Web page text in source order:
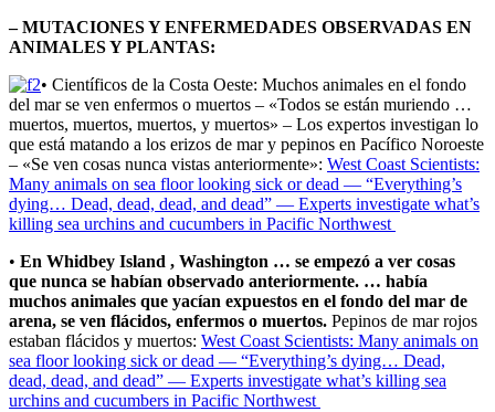
– MUTACIONES Y ENFERMEDADES OBSERVADAS EN
ANIMALES Y PLANTAS:
• Científicos de la Costa Oeste: Muchos animales en el fondo
del mar se ven enfermos o muertos – «Todos se están muriendo …
muertos, muertos, muertos, y muertos» – Los expertos investigan lo
que está matando a los erizos de mar y pepinos en Pacífico Noroeste
– «Se ven cosas nunca vistas anteriormente»: West Coast Scientists:
Many animals on sea floor looking sick or dead — “Everything’s
dying… Dead, dead, dead, and dead” — Experts investigate what’s
killing sea urchins and cucumbers in Pacific Northwest
• En Whidbey Island , Washington … se empezó a ver cosas
que nunca se habían observado anteriormente. … había
muchos animales que yacían expuestos en el fondo del mar de
arena, se ven flácidos, enfermos o muertos. Pepinos de mar rojos
estaban flácidos y muertos: West Coast Scientists: Many animals on
sea floor looking sick or dead — “Everything’s dying… Dead,
dead, dead, and dead” — Experts investigate what’s killing sea
urchins and cucumbers in Pacific Northwest